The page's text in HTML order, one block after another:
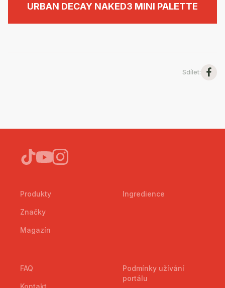
URBAN DECAY NAKED3 MINI PALETTE
Sdílet:
Produkty
Značky
Magazín
Ingredience
FAQ
Kontakt
Podmínky užívání
portálu